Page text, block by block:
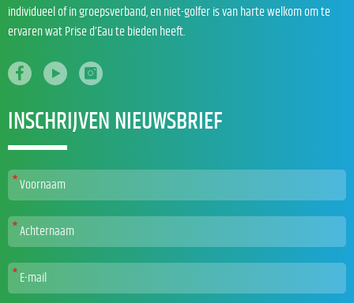
individueel of in groepsverband, en niet-golfer is van harte welkom om te
ervaren wat Prise d’Eau te bieden heeft.
INSCHRIJVEN NIEUWSBRIEF